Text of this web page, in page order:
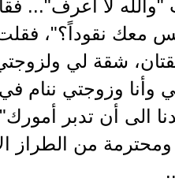
لا أعرف"...
معك نقوداً؟"،
شقة لي
وزوجتي ننام في
الى أن تدبر
من الطراز